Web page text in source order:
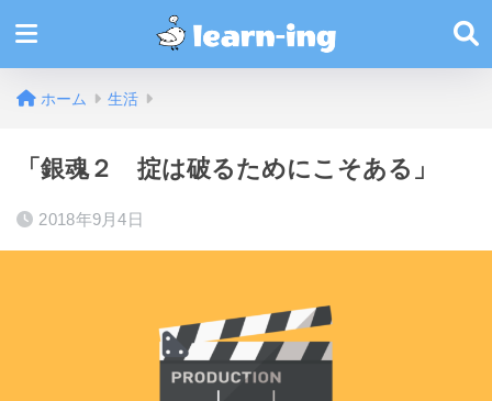
ホーム 生活
「銀魂２ 掟は破るためにこそある」
2018年9月4日